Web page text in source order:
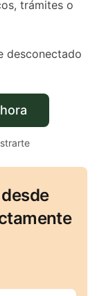
trámites o
desconectado